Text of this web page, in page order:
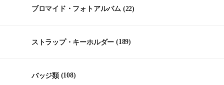
ブロマイド・フォトアルバム (22)
ストラップ・キーホルダー (189)
バッジ類(108)